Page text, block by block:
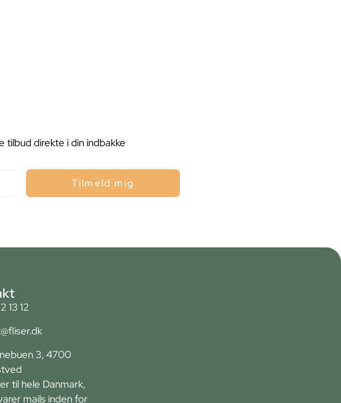
tilbud direkte i din indbakke
Tilmeld mig
13 12
3, 4700
til hele Danmark,
mails inden for